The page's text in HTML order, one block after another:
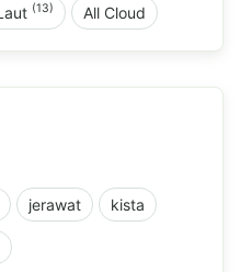
(13) All Cloud
jerawat kista